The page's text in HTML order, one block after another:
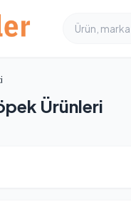
Ürünleri